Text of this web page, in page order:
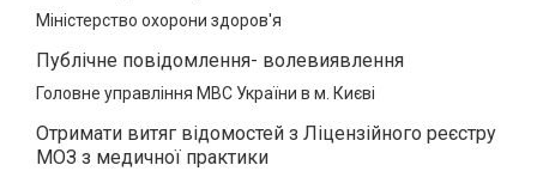
Міністерство охорони здоров'я
Публічне повідомлення- волевиявлення
Головне управління МВС України в м. Києві
Отримати витяг відомостей з Ліцензійного реєстру
МОЗ з медичної практики